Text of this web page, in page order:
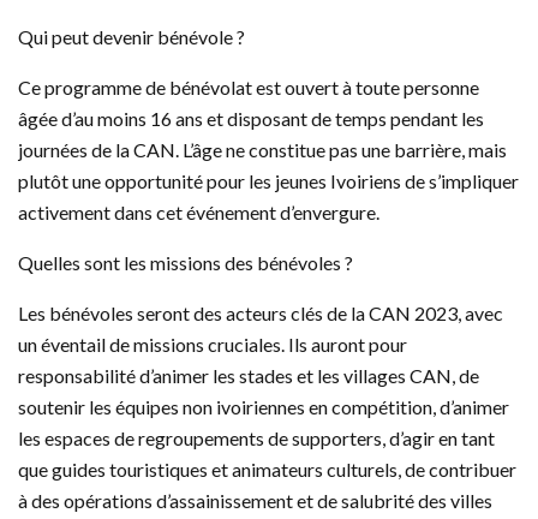
Qui peut devenir bénévole ?
Ce programme de bénévolat est ouvert à toute personne
âgée d’au moins 16 ans et disposant de temps pendant les
journées de la CAN. L’âge ne constitue pas une barrière, mais
plutôt une opportunité pour les jeunes Ivoiriens de s’impliquer
activement dans cet événement d’envergure.
Quelles sont les missions des bénévoles ?
Les bénévoles seront des acteurs clés de la CAN 2023, avec
un éventail de missions cruciales. Ils auront pour
responsabilité d’animer les stades et les villages CAN, de
soutenir les équipes non ivoiriennes en compétition, d’animer
les espaces de regroupements de supporters, d’agir en tant
que guides touristiques et animateurs culturels, de contribuer
à des opérations d’assainissement et de salubrité des villes